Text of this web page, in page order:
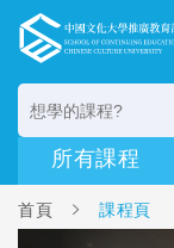
首頁 課程頁